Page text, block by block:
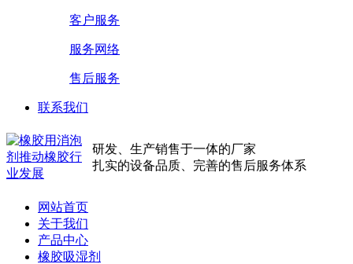
客户服务
服务网络
售后服务
联系我们
研发、生产销售于一体的厂家
扎实的设备品质、完善的售后服务体系
网站首页
关于我们
产品中心
橡胶吸湿剂